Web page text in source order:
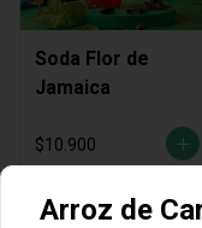
Soda Flor de
Jamaica
$10.900
Arroz de